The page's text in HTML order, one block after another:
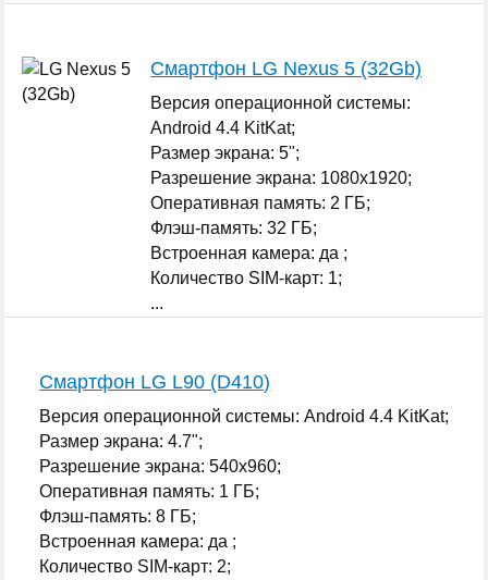
Смартфон LG Nexus 5 (32Gb)
Версия операционной системы:
Android 4.4 KitKat;
Размер экрана: 5";
Разрешение экрана: 1080x1920;
Оперативная память: 2 ГБ;
Флэш-память: 32 ГБ;
Встроенная камера: да ;
Количество SIM-карт: 1;
...
Смартфон LG L90 (D410)
Версия операционной системы: Android 4.4 KitKat;
Размер экрана: 4.7";
Разрешение экрана: 540x960;
Оперативная память: 1 ГБ;
Флэш-память: 8 ГБ;
Встроенная камера: да ;
Количество SIM-карт: 2;